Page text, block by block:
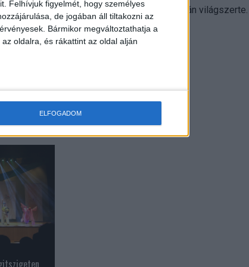
Felhívjuk figyelmét, hogy személyes
de jogában áll tiltakozni az
Bármikor megváltoztathatja a
oldalra, és rákattint az oldal alján
ELFOGADOM
egy-egy
megnőhet
pedig 415
Electronics platformján
Leonardo...